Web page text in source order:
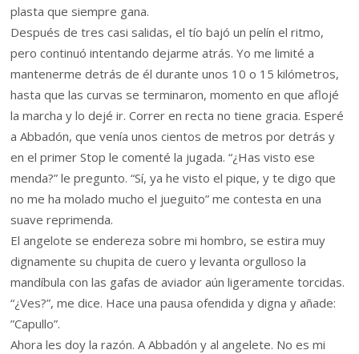
plasta que siempre gana.
Después de tres casi salidas, el tío bajó un pelín el ritmo,
pero continuó intentando dejarme atrás. Yo me limité a
mantenerme detrás de él durante unos 10 o 15 kilómetros,
hasta que las curvas se terminaron, momento en que aflojé
la marcha y lo dejé ir. Correr en recta no tiene gracia. Esperé
a Abbadón, que venía unos cientos de metros por detrás y
en el primer Stop le comenté la jugada. “¿Has visto ese
menda?” le pregunto. “Sí, ya he visto el pique, y te digo que
no me ha molado mucho el jueguito” me contesta en una
suave reprimenda.
El angelote se endereza sobre mi hombro, se estira muy
dignamente su chupita de cuero y levanta orgulloso la
mandíbula con las gafas de aviador aún ligeramente torcidas.
“¿Ves?”, me dice. Hace una pausa ofendida y digna y añade:
”Capullo”.
Ahora les doy la razón. A Abbadón y al angelete. No es mi